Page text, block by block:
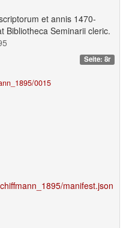
et annis 1470-
Bibliotheca Seminarii cleric.
Seite: 8r
0015
manifest.json